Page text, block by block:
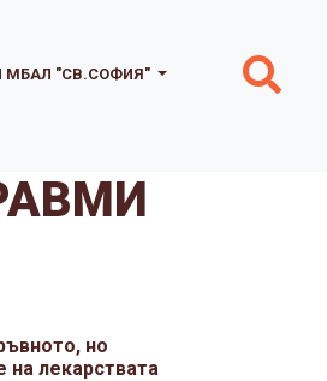
МБАЛ "СВ.СОФИЯ"
но
на лекарствата